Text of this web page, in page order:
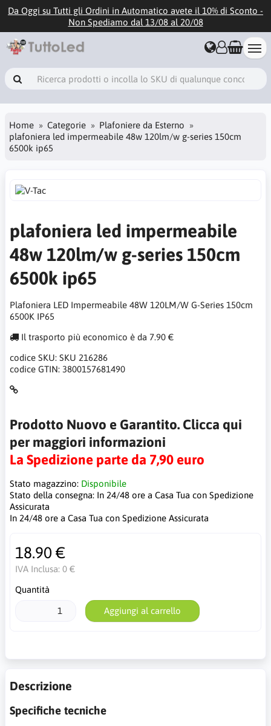
Da Oggi su Tutti gli Ordini in Automatico avete il 10% di Sconto -
Non Spediamo dal 13/08 al 20/08
Home Categorie
Plafoniere da Esterno
plafoniera led impermeabile 48w 120lm/w g-series 150cm
6500k ip65
plafoniera led impermeabile
48w 120lm/w g-series 150cm
6500k ip65
Plafoniera LED Impermeabile 48W 120LM/W G-Series 150cm
6500K IP65
Il trasporto più economico è da 7.90 €
codice SKU: SKU 216286
codice GTIN: 3800157681490
Prodotto Nuovo e Garantito. Clicca qui
per maggiori informazioni
La Spedizione parte da 7,90 euro
Stato magazzino: Disponibile
Stato della consegna: In 24/48 ore a Casa Tua con Spedizione
Assicurata
In 24/48 ore a Casa Tua con Spedizione Assicurata
18.90 €
IVA Inclusa: 0 €
Quantità
Aggiungi al carrello
Descrizione
Specifiche tecniche